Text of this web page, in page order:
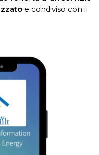
e condiviso con il